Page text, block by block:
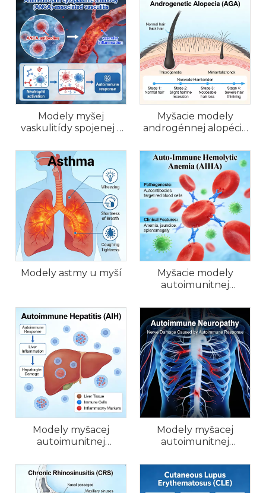
Modely myšej
vaskulitídy spojenej s
Myšacie modely
androgénnej alopécie
Modely astmy u myší
Myšacie modely
autoimunitnej
(AIHA).
Modely myšacej
autoimunitnej
Modely myšacej
autoimunitnej